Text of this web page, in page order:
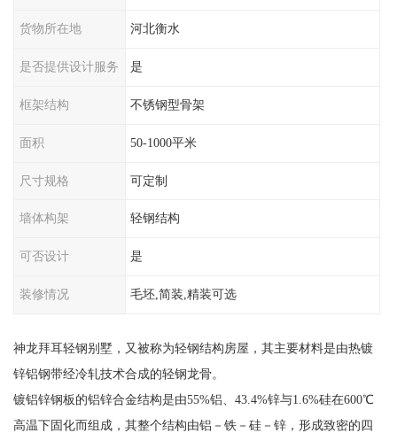
货物所在地 河北衡水
是否提供设计服务 是
框架结构 不锈钢型骨架
面积 50-1000平米
尺寸规格 可定制
墙体构架 轻钢结构
可否设计 是
装修情况 毛坯,简装,精装可选
神龙拜耳轻钢别墅，又被称为轻钢结构房屋，其主要材料是由热镀
锌铝钢带经冷轧技术合成的轻钢龙骨。
镀铝锌钢板的铝锌合金结构是由55%铝、43.4%锌与1.6%硅在600℃
高温下固化而组成，其整个结构由铝－铁－硅－锌，形成致密的四